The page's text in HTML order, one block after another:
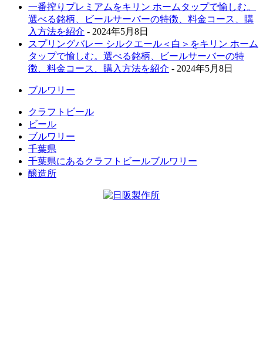
一番搾りプレミアムをキリン ホームタップで愉しむ。
選べる銘柄、ビールサーバーの特徴、料金コース、購
入方法を紹介 - 2024年5月8日
スプリングバレー シルクエール＜白＞をキリン ホーム
タップで愉しむ。選べる銘柄、ビールサーバーの特
徴、料金コース、購入方法を紹介 - 2024年5月8日
ブルワリー
クラフトビール
ビール
ブルワリー
千葉県
千葉県にあるクラフトビールブルワリー
醸造所